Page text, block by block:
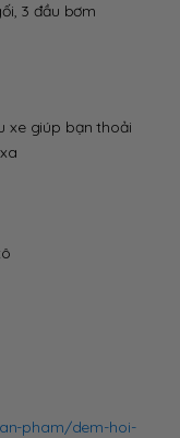
3 đầu bơm
xe giúp bạn thoải
pham/dem-hoi-